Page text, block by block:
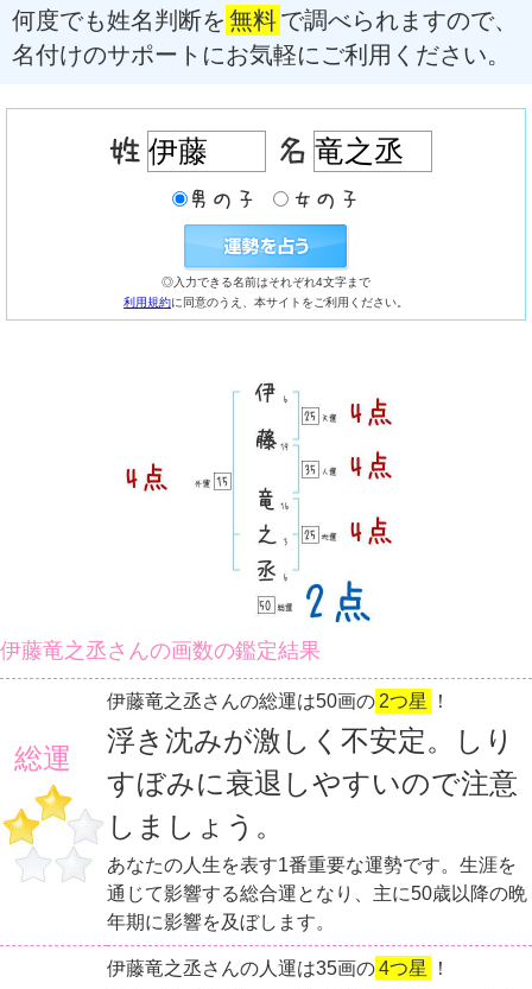
何度でも姓名判断を 無料で調べられますので、
名付けのサポートにお気軽にご利用ください。
◎入力できる名前はそれぞれ4文字まで
利用規約に同意のうえ、本サイトをご利用ください。
伊藤竜之丞さんの画数の鑑定結果
総運
伊藤竜之丞さんの総運は50画の 2つ星 ！
浮き沈みが激しく不安定。しり
すぼみに衰退しやすいので注意
しましょう。
あなたの人生を表す1番重要な運勢です。生涯を
通じて影響する総合運となり、主に50歳以降の晩
年期に影響を及ぼします。
伊藤竜之丞さんの人運は35画の4つ星 ！